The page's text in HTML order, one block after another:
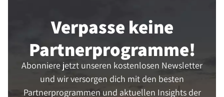
Verpasse keine
Partner­programme!
Abonniere jetzt unseren kostenlosen Newsletter
und wir versorgen dich mit den besten
Partnerprogrammen und aktuellen Insights der